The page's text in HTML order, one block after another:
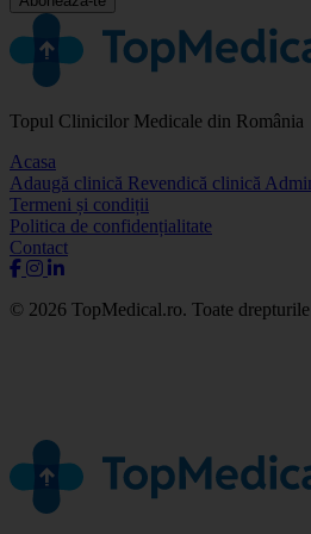
Topul Clinicilor Medicale din România
Acasa
Adaugă clinică Revendică clinică
Termeni și condiții
Politica de confidențialitate
Contact
© 2026 TopMedical.ro. Toate